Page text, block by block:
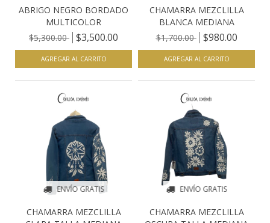
ABRIGO NEGRO BORDADO
MULTICOLOR
$5,300.00 $3,500.00
AGREGAR AL CARRITO
CHAMARRA MEZCLILLA
BLANCA MEDIANA
$1,700.00
$980.00
AGREGAR AL CARRITO
ENVÍO GRATIS
CHAMARRA MEZCLILLA
ENVÍO GRATIS
CHAMARRA MEZCLILLA